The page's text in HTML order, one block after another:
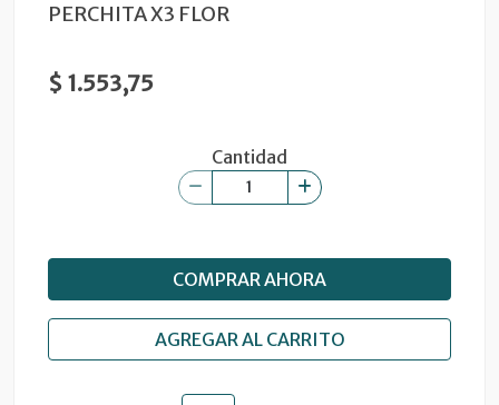
PERCHITA X3 FLOR
$ 1.553,75
Cantidad
COMPRAR AHORA
AGREGAR AL CARRITO